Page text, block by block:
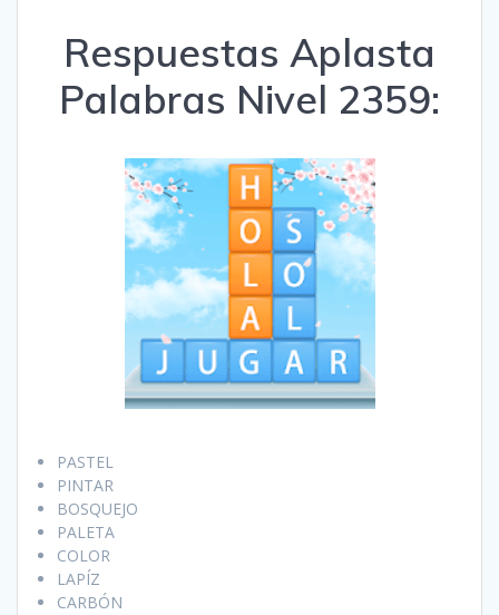
Respuestas Aplasta
Palabras Nivel 2359:
PASTEL
PINTAR
BOSQUEJO
PALETA
COLOR
LAPÍZ
CARBÓN